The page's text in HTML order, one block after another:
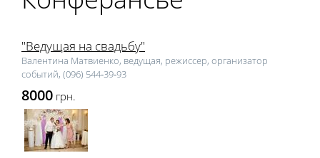
"Ведущая на свадьбу"
Валентина Матвиенко, ведущая, режиссер, организатор
событий, (096) 544‑39‑93
8000 грн.